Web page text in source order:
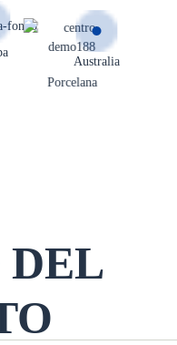
Porcelana
Australia
DEL